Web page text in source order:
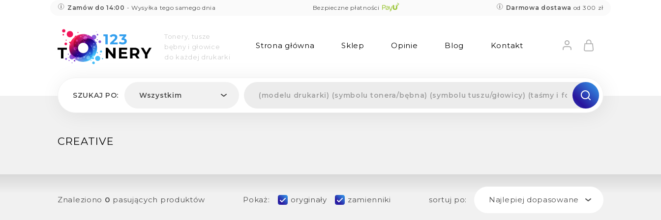
Zamów do 14:00 - Wysyłka tego samego dnia Bezpieczne płatności Darmowa dostawa od 300 zł
Tonery, tusze
bębny i głowice
do każdej drukarki
Strona główna Sklep Opinie Blog Kontakt
SZUKAJ PO: Wszystkim
CREATIVE
Znaleziono 0 pasujących produktów Pokaż: oryginały zamienniki sortuj po: Najlepiej dopasowane